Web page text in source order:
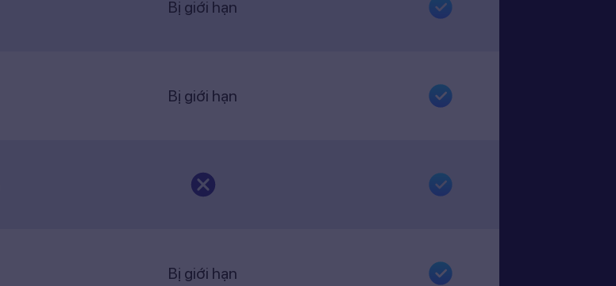
Bị giới hạn
Bị giới hạn
Bị giới hạn